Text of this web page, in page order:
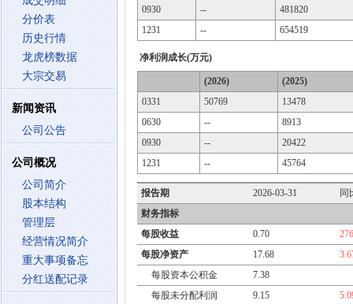
分价表
历史行情
龙虎榜数据
大宗交易
新闻资讯
公司公告
公司概况
公司简介
股本结构
管理层
经营情况简介
重大事项备忘
分红送配记录
0930
--
481820
1231
-- 654519
净利润成长(万元)
(2026)
(2025)
0331
50769
13478
0630
--
8913
0930
--
20422
1231
-- 45764
报告期 2026-03-31
同
财务指标
每股收益
0.70
每股净资产
17.68
每股资本公积金
7.38
每股未分配利润
9.15